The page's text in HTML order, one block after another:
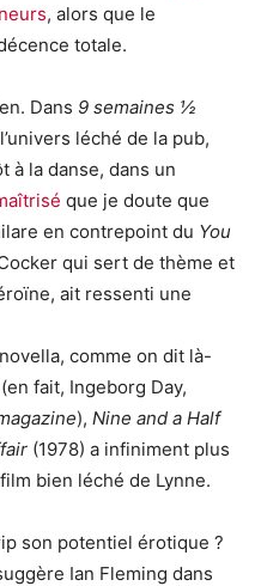
, alors que le
totale.
Dans 9 semaines ½
léché de la pub,
à la danse, dans un
que je doute que
en contrepoint du You
qui sert de thème et
ait ressenti une
comme on dit là-
fait, Ingeborg Day,
), Nine and a Half
(1978) a infiniment plus
bien léché de Lynne.
son potentiel érotique ?
Ian Fleming dans